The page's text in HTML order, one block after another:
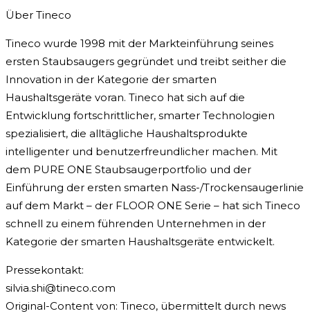
Über Tineco
Tineco wurde 1998 mit der Markteinführung seines
ersten Staubsaugers gegründet und treibt seither die
Innovation in der Kategorie der smarten
Haushaltsgeräte voran. Tineco hat sich auf die
Entwicklung fortschrittlicher, smarter Technologien
spezialisiert, die alltägliche Haushaltsprodukte
intelligenter und benutzerfreundlicher machen. Mit
dem PURE ONE Staubsaugerportfolio und der
Einführung der ersten smarten Nass-/Trockensaugerlinie
auf dem Markt – der FLOOR ONE Serie – hat sich Tineco
schnell zu einem führenden Unternehmen in der
Kategorie der smarten Haushaltsgeräte entwickelt.
Pressekontakt:
silvia.shi@tineco.com
Original-Content von: Tineco, übermittelt durch news